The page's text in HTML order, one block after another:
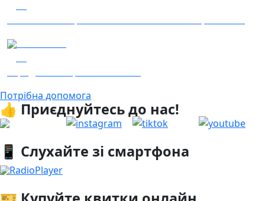
Потрібна допомога
👍 Приєднуйтесь до нас!
📱 Слухайте зі смартфона
RadioPlayer